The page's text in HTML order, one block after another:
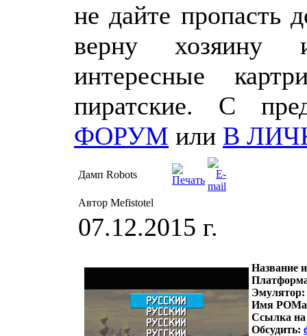
не дайте пропасть
верну хозяину
интересные
пиратские. С
ФОРУМ или В
Дамп Robots
Автор Mefistotel
07.12.2015 г.
Название
Эмулятор:
Имя
Ссылка
Обсудить: